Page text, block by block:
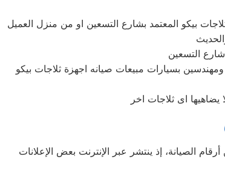
بسيارات مبيعات صيانه اجهزة ثلاجات بيكو
الصيانة، إذ ينتشر عبر الإنترنت بعض الإعلانات